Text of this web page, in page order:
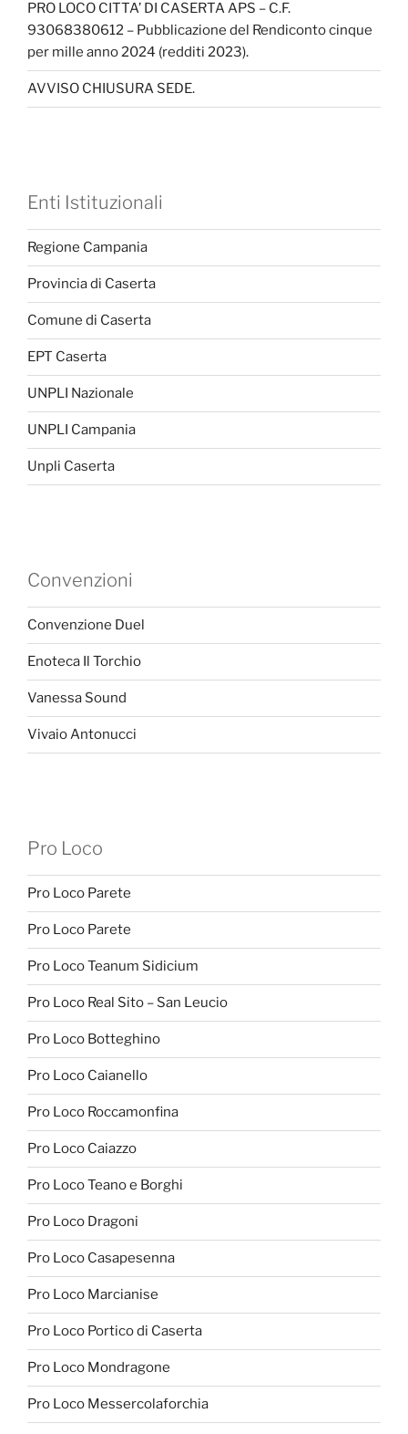
PRO LOCO CITTA’ DI CASERTA APS – C.F.
93068380612 – Pubblicazione del Rendiconto cinque
per mille anno 2024 (redditi 2023).
AVVISO CHIUSURA SEDE.
Enti Istituzionali
Regione Campania
Provincia di Caserta
Comune di Caserta
EPT Caserta
UNPLI Nazionale
UNPLI Campania
Unpli Caserta
Convenzioni
Convenzione Duel
Enoteca Il Torchio
Vanessa Sound
Vivaio Antonucci
Pro Loco
Pro Loco Parete
Pro Loco Parete
Pro Loco Teanum Sidicium
Pro Loco Real Sito – San Leucio
Pro Loco Botteghino
Pro Loco Caianello
Pro Loco Roccamonfina
Pro Loco Caiazzo
Pro Loco Teano e Borghi
Pro Loco Dragoni
Pro Loco Casapesenna
Pro Loco Marcianise
Pro Loco Portico di Caserta
Pro Loco Mondragone
Pro Loco Messercolaforchia